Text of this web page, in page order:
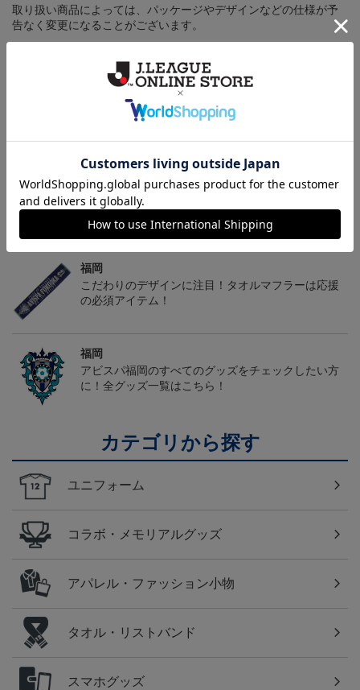
取り扱い商品によっては、パッケージやデザインなどの仕様が予
告なく変更になることがございます。
決済について
ギフト対応について
ヘルプページ
福岡
こだわりのデザインに注目！タオルマフラーは応援
の必須アイテム！
福岡
アビスパ福岡のすべてのグッズをチェックしたい方
に！全グッズ一覧はこちら！
カテゴリから探す
ユニフォーム
コラボ・メモリアルグッズ
アパレル・ファッション小物
タオル・リストバンド
スマホグッズ